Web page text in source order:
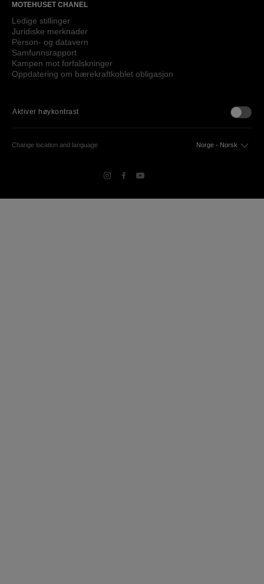
MOTEHUSET CHANEL
Ledige stillinger
Juridiske merknader
Person- og datavern
Samfunnsrapport
Kampen mot forfalskninger
Oppdatering om bærekraftkoblet obligasjon
Aktiver høykontrast
Change location and language Norge - Norsk
følg oss
Instagram - CHANEL
Facebook - CHANEL
Youtube - CHANEL